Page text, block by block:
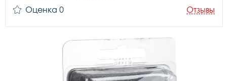
Оценка 0
Отзывы